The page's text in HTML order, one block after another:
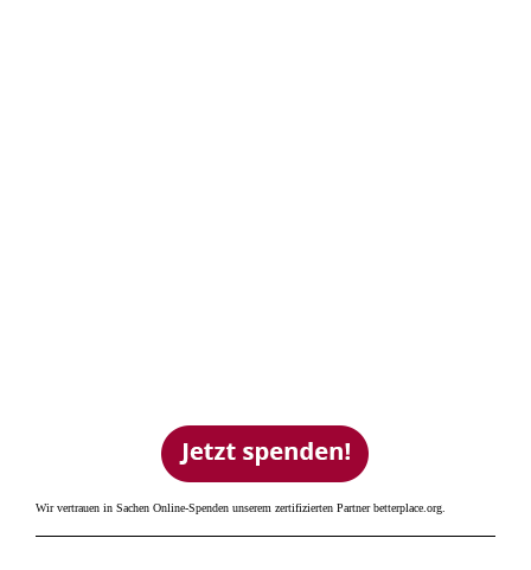
Wir vertrauen in Sachen Online-Spenden unserem zertifizierten Partner betterplace.org.